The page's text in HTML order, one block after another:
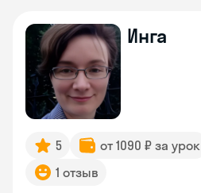
Инга
5 от 1090 ₽ за урок
1 отзыв